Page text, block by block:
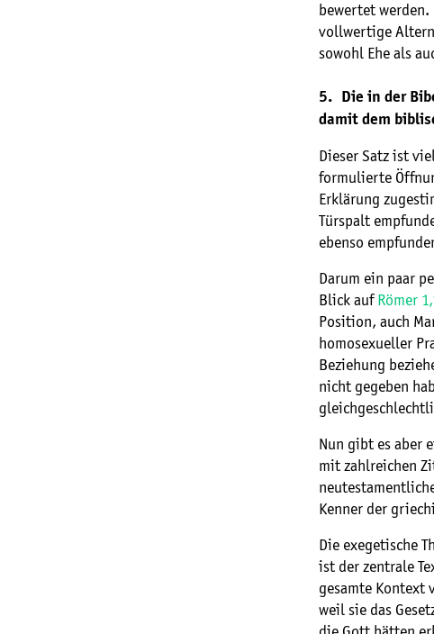
bewertet werden.
vollwertige
sowohl Ehe als
5. Die in der
damit dem
Dieser Satz ist
formulierte
Erklärung
Türspalt
ebenso
Darum ein paar
Blick auf Römer
Position, auch
homosexueller
Beziehung
nicht gegeben
Nun gibt es aber
mit zahlreichen
Kenner der
Die exegetische
ist der zentrale
gesamte Kontext
weil sie das